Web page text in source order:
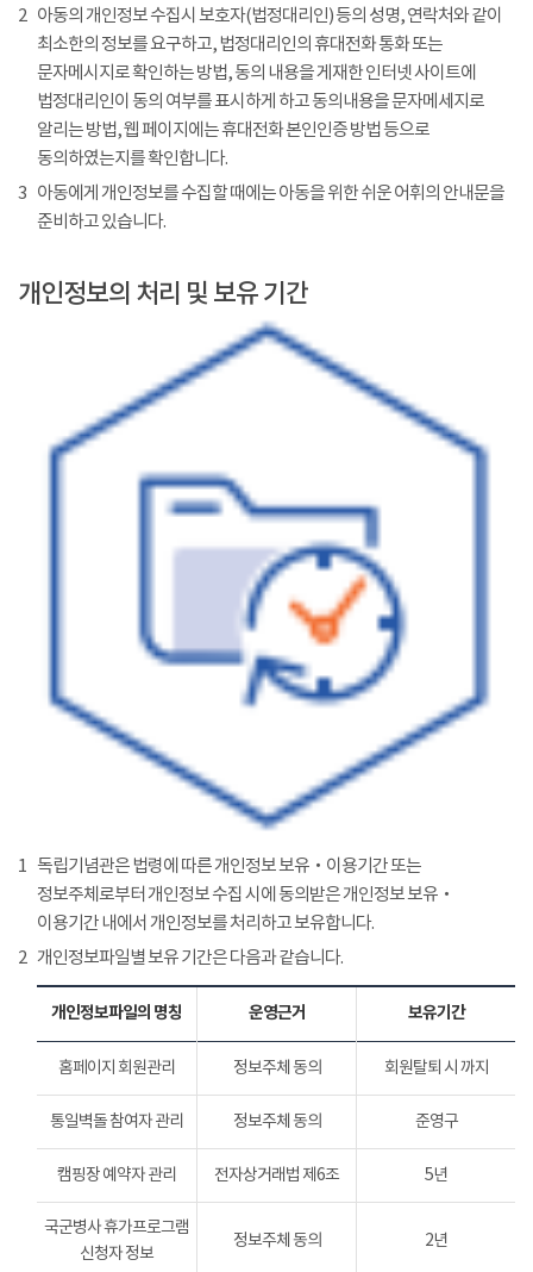
2 아동의 개인정보 수집시 보호자(법정대리인) 등의 성명, 연락처와 같이
최소한의 정보를 요구하고, 법정대리인의 휴대전화 통화 또는
문자메시지로 확인하는 방법, 동의 내용을 게재한 인터넷 사이트에
법정대리인이 동의 여부를 표시하게 하고 동의내용을 문자메세지로
알리는 방법, 웹 페이지에는 휴대전화 본인인증 방법 등으로
동의하였는지를 확인합니다.
3 아동에게 개인정보를 수집할 때에는 아동을 위한 쉬운 어휘의 안내문을
준비하고 있습니다.
개인정보의 처리 및 보유 기간
1 독립기념관은 법령에 따른 개인정보 보유‧이용기간 또는
정보주체로부터 개인정보 수집 시에 동의받은 개인정보 보유‧
이용기간 내에서 개인정보를 처리하고 보유합니다.
2 개인정보파일별 보유 기간은 다음과 같습니다.
개인정보파일의 명칭 운영근거 보유기간
홈페이지 회원관리 정보주체 동의 회원탈퇴 시 까지
통일벽돌 참여자 관리 정보주체 동의 준영구
캠핑장 예약자 관리 전자상거래법 제6조 5년
국군병사 휴가프로그램
신청자 정보
정보주체 동의 2년